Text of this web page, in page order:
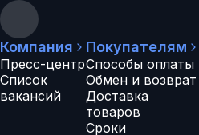
Компания
Пресс-центр
Список
вакансий
Покупателям
Способы оплаты
Обмен и возврат
Доставка
товаров
Сроки